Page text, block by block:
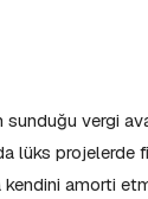
vergi
lüks projelerde
kendini amorti